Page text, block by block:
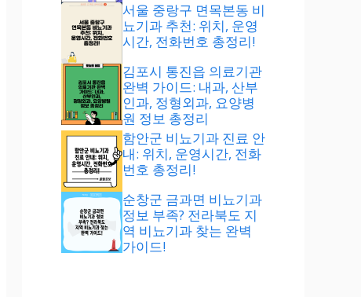
서울 중랑구 면목본동 비
뇨기과 추천: 위치, 운영
시간, 전화번호 총정리!
김포시 통진읍 의료기관
완벽 가이드: 내과, 산부
인과, 정형외과, 요양병
원 정보 총정리
함안군 비뇨기과 진료 안
내: 위치, 운영시간, 전화
번호 총정리!
순창군 금과면 비뇨기과
정보 부족? 전라북도 지
역 비뇨기과 찾는 완벽
가이드!